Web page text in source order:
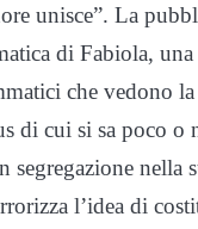
unisce”. La
di Fabiola,
che vedono
di cui si sa poco
nella
l’idea di